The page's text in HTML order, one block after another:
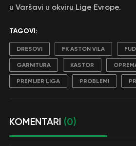
u Varšavi u okviru Lige Evrope.
TAGOVI:
DRESOVI FK ASTON VILA
GARNITURA KASTOR
PREMIJER LIGA PROBLEMI
KOMENTARI (0)